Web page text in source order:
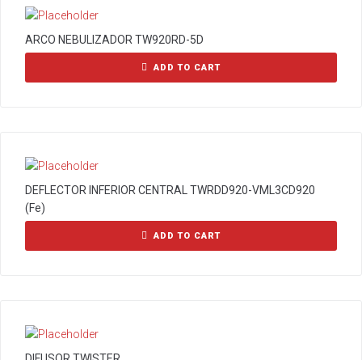
ARCO NEBULIZADOR TW920RD-5D
ADD TO CART
DEFLECTOR INFERIOR CENTRAL TWRDD920-VML3CD920
(Fe)
ADD TO CART